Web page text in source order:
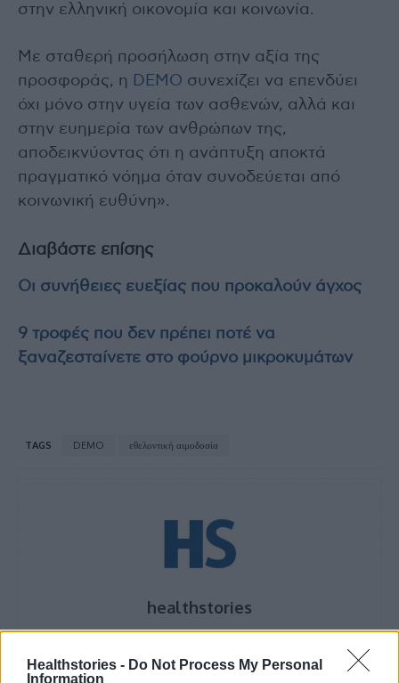
Healthstories - Do Not Process My Personal
Information
στην ελληνική οικονομία και κοινωνία.
Με σταθερή προσήλωση στην αξία της
προσφοράς, η DEMO συνεχίζει να επενδύει
όχι μόνο στην υγεία των ασθενών, αλλά και
στην ευημερία των ανθρώπων της,
αποδεικνύοντας ότι η ανάπτυξη αποκτά
πραγματικό νόημα όταν συνοδεύεται από
κοινωνική ευθύνη».
Διαβάστε επίσης
Οι συνήθειες ευεξίας που προκαλούν άγχος
9 τροφές που δεν πρέπει ποτέ να
ξαναζεσταίνετε στο φούρνο μικροκυμάτων
TAGS DEMO εθελοντική αιμοδοσία
healthstories